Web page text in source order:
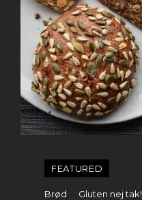
FEATURED
Categories
Brød Gluten nej tak!